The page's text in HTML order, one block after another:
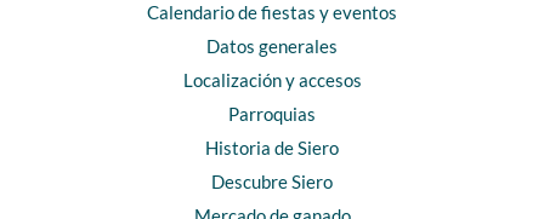
Calendario de fiestas y eventos
Datos generales
Localización y accesos
Parroquias
Historia de Siero
Descubre Siero